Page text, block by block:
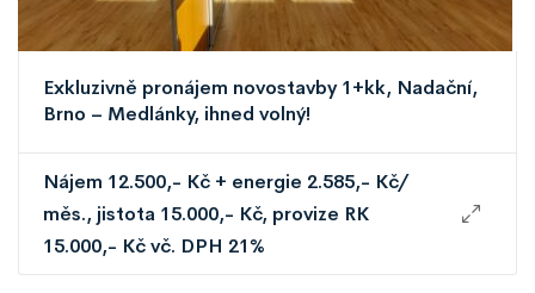
Exkluzivně pronájem novostavby 1+kk, Nadační,
Brno – Medlánky, ihned volný!
Nájem 12.500,- Kč + energie 2.585,- Kč/
měs., jistota 15.000,- Kč, provize RK
15.000,- Kč vč. DPH 21%